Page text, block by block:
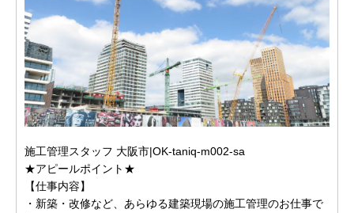
施工管理スタッフ 大阪市|OK-taniq-m002-sa
★アピールポイント★
【仕事内容】
・新築・改修など、あらゆる建築現場の施工管理のお仕事で